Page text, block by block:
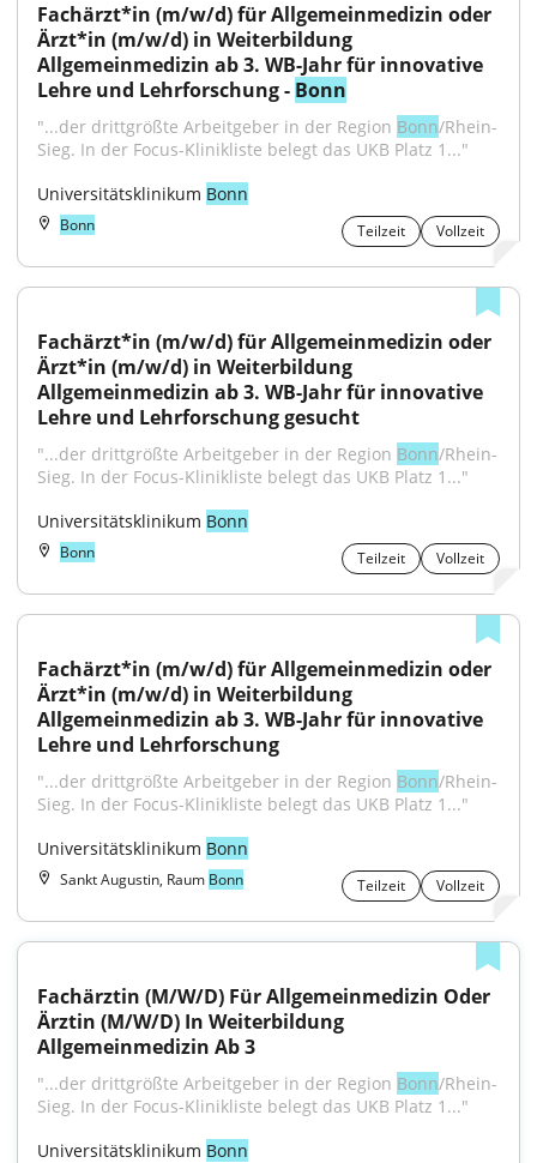
Fachärzt*in (m/w/d) für Allgemeinmedizin oder
Ärzt*in (m/w/d) in Weiterbildung
Allgemeinmedizin ab 3. WB-Jahr für innovative
Lehre und Lehrforschung - Bonn
"...der drittgrößte Arbeitgeber in der Region Bonn/Rhein-
Sieg. In der Focus-Klinikliste belegt das UKB Platz 1..."
Universitätsklinikum Bonn
Bonn Teilzeit Vollzeit
Fachärzt*in (m/w/d) für Allgemeinmedizin oder
Ärzt*in (m/w/d) in Weiterbildung
Allgemeinmedizin ab 3. WB-Jahr für innovative
Lehre und Lehrforschung gesucht
"...der drittgrößte Arbeitgeber in der Region Bonn/Rhein-
Sieg. In der Focus-Klinikliste belegt das UKB Platz 1..."
Universitätsklinikum Bonn
Bonn Teilzeit Vollzeit
Fachärzt*in (m/w/d) für Allgemeinmedizin oder
Ärzt*in (m/w/d) in Weiterbildung
Allgemeinmedizin ab 3. WB-Jahr für innovative
Lehre und Lehrforschung
"...der drittgrößte Arbeitgeber in der Region Bonn/Rhein-
Sieg. In der Focus-Klinikliste belegt das UKB Platz 1..."
Universitätsklinikum Bonn
Sankt Augustin, Raum Bonn Teilzeit Vollzeit
Fachärztin (M/W/D) Für Allgemeinmedizin Oder
Ärztin (M/W/D) In Weiterbildung
Allgemeinmedizin Ab 3
"...der drittgrößte Arbeitgeber in der Region Bonn/Rhein-
Sieg. In der Focus-Klinikliste belegt das UKB Platz 1..."
Universitätsklinikum Bonn